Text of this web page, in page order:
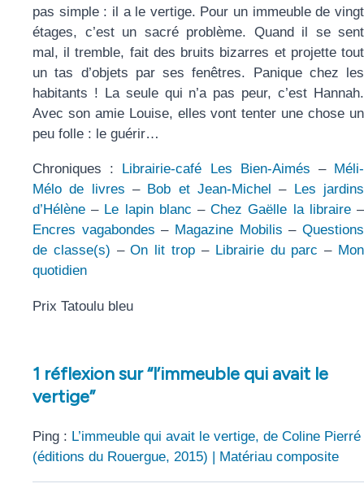
pas simple : il a le vertige. Pour un immeuble de vingt
étages, c’est un sacré problème. Quand il se sent
mal, il tremble, fait des bruits bizarres et projette tout
un tas d’objets par ses fenêtres. Panique chez les
habitants ! La seule qui n’a pas peur, c’est Hannah.
Avec son amie Louise, elles vont tenter une chose un
peu folle : le guérir…
Chroniques : Librairie-café Les Bien-Aimés – Méli-
Mélo de livres – Bob et Jean-Michel –
Les jardins
d’Hélène – Le lapin blanc –Chez Gaëlle la libraire–
Encres vagabondes – Magazine Mobilis –Questions
de classe(s) –On lit trop – Librairie du parc – Mon
quotidien
Prix Tatoulu bleu
1 réflexion sur “l’immeuble qui avait le
vertige”
Ping : L’immeuble qui avait le vertige, de Coline Pierré
(éditions du Rouergue, 2015) | Matériau composite